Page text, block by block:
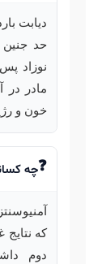
دیابت
حد
مادر در
خون و
چه
که
دوم